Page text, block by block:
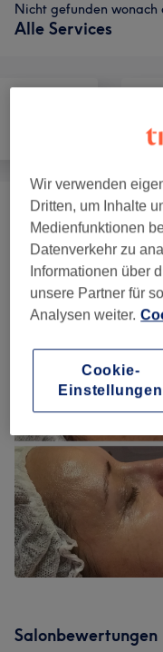
Nicht gefunden wonach
Alle Services
Fitness 1)
Unsere Arbeit
Bild anklicken für
Salonbewertungen
Wir verwenden
Dritten, um Inhalte
Medienfunktionen
Datenverkehr zu
Informationen über
unsere Partner für
Analysen weiter.
Cookie-
Einstellungen